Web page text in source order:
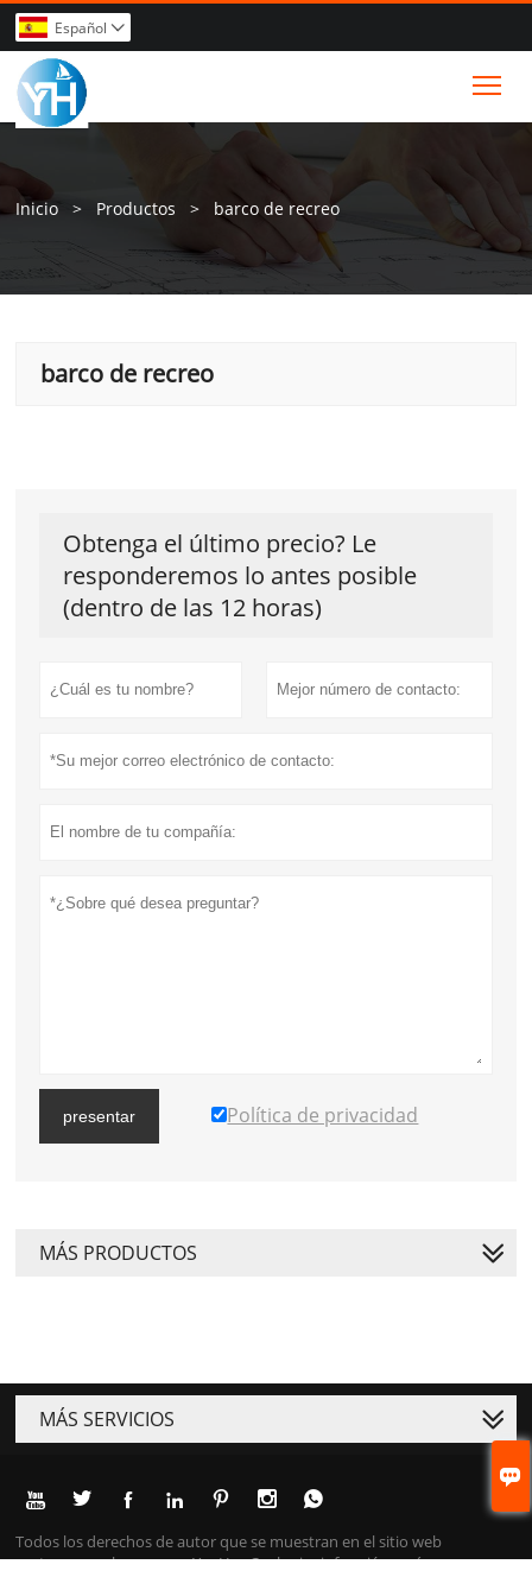

Español 
Inicio > Productos > barco de recreo
barco de recreo
Obtenga el último precio? Le
responderemos lo antes posible
(dentro de las 12 horas)
presentar Política de privacidad
MÁS PRODUCTOS
MÁS SERVICIOS
      
Todos los derechos de autor que se muestran en el sitio web
pertenecen a la empresa YueHe. ¡Cualquier infracción será